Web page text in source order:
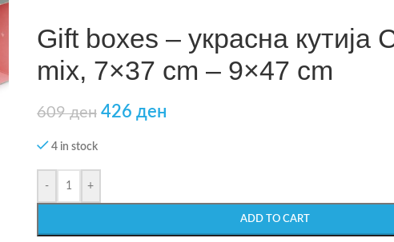
Gift boxes – украсна кутија
mix, 7×37 cm – 9×47 cm
609ден 426 ден
4 in stock
- +
ADD TO CART